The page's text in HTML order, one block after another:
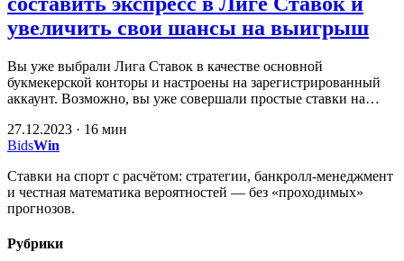
увеличить свои шансы на выигрыш
Вы уже выбрали Лига Ставок в качестве основной
букмекерской конторы и настроены на зарегистрированный
аккаунт. Возможно, вы уже совершали простые ставки на…
27.12.2023 · 16 мин
BidsWin
Ставки на спорт с расчётом: стратегии, банкролл-менеджмент
и честная математика вероятностей — без «проходимых»
прогнозов.
Рубрики